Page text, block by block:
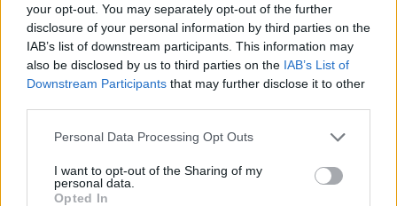
your opt-out. You may separately opt-out of the further
disclosure of your personal information by third parties on the
IAB’s list of downstream participants. This information may
also be disclosed by us to third parties on the IAB’s List of
Downstream Participants that may further disclose it to other
Personal Data Processing Opt Outs
I want to opt-out of the Sharing of my
personal data.
Opted In
La Roma è a un passo dal chiudere un altro
rinforzo per la nuova stagione.Il club
giallorosso ha presentato una nuova offerta
al Flamengo per il terzino Wesley: 25 milioni
con il giocatore che ha già fatto sapere di voler
vestire solo la maglia della Roma, escludendo
ogni ipotesi di trasferimento allo Zenit.